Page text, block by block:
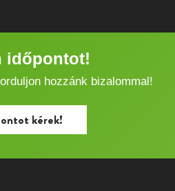
időpontot!
hozzánk bizalommal!
kérek!